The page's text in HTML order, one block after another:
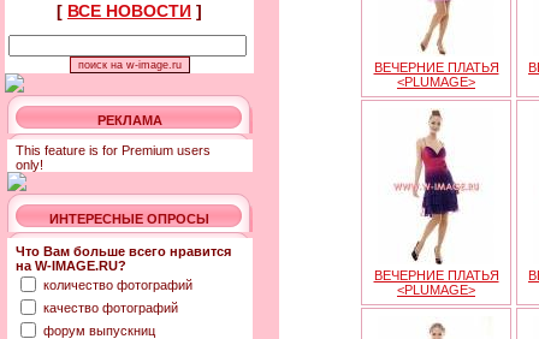
[ ВСЕ НОВОСТИ ]
РЕКЛАМА
This feature is for Premium users
only!
ИНТЕРЕСНЫЕ ОПРОСЫ
Что Вам больше всего нравится
на W-IMAGE.RU?
количество фотографий
качество фотографий
форум выпускниц
ВЕЧЕРНИЕ ПЛАТЬЯ
<PLUMAGE>
ВЕЧЕРНИЕ ПЛАТЬЯ
<PLUMAGE>